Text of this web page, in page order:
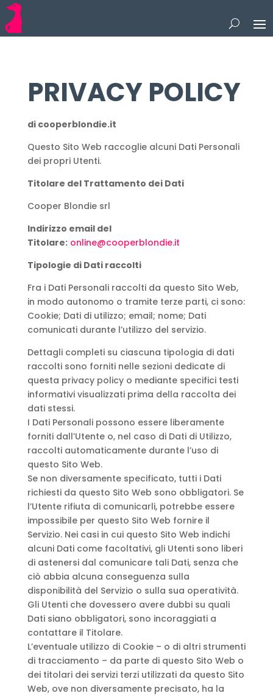
PRIVACY POLICY
di cooperblondie.it
Questo Sito Web raccoglie alcuni Dati Personali
dei propri Utenti.
Titolare del Trattamento dei Dati
Cooper Blondie srl
Indirizzo email del
Titolare: online@cooperblondie.it
Tipologie di Dati raccolti
Fra i Dati Personali raccolti da questo Sito Web,
in modo autonomo o tramite terze parti, ci sono:
Cookie; Dati di utilizzo; email; nome; Dati
comunicati durante l’utilizzo del servizio.
Dettagli completi su ciascuna tipologia di dati
raccolti sono forniti nelle sezioni dedicate di
questa privacy policy o mediante specifici testi
informativi visualizzati prima della raccolta dei
dati stessi.
I Dati Personali possono essere liberamente
forniti dall’Utente o, nel caso di Dati di Utilizzo,
raccolti automaticamente durante l’uso di
questo Sito Web.
Se non diversamente specificato, tutti i Dati
richiesti da questo Sito Web sono obbligatori. Se
l’Utente rifiuta di comunicarli, potrebbe essere
impossibile per questo Sito Web fornire il
Servizio. Nei casi in cui questo Sito Web indichi
alcuni Dati come facoltativi, gli Utenti sono liberi
di astenersi dal comunicare tali Dati, senza che
ciò abbia alcuna conseguenza sulla
disponibilità del Servizio o sulla sua operatività.
Gli Utenti che dovessero avere dubbi su quali
Dati siano obbligatori, sono incoraggiati a
contattare il Titolare.
L’eventuale utilizzo di Cookie – o di altri strumenti
di tracciamento – da parte di questo Sito Web o
dei titolari dei servizi terzi utilizzati da questo Sito
Web, ove non diversamente precisato, ha la